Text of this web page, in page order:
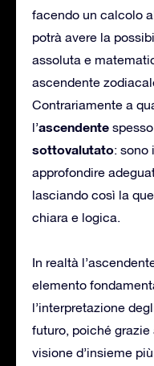
facendo un calcolo
potrà avere la
assoluta e
ascendente
Contrariamente a
l’ascendente
sottovalutato: sono
approfondire
lasciando così la
chiara e logica.
In realtà
elemento
l’interpretazione
futuro, poiché grazie
visione d’insieme